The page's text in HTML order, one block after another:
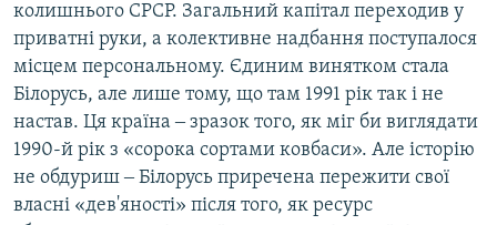
колишнього СРСР. Загальний капітал переходив у
приватні руки, а колективне надбання поступалося
місцем персональному. Єдиним винятком стала
Білорусь, але лише тому, що там 1991 рік так і не
настав. Ця країна ‒ зразок того, як міг би виглядати
1990-й рік з «сорока сортами ковбаси». Але історію
не обдуриш ‒ Білорусь приречена пережити свої
власні «дев'яності» після того, як ресурс